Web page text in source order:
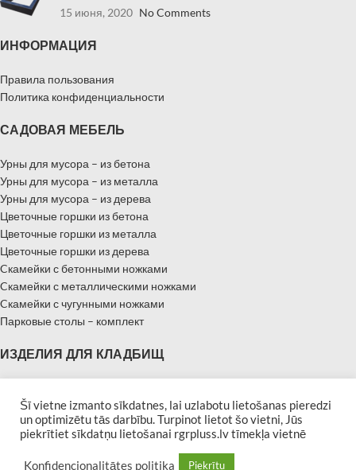
15 июня, 2020 No Comments
ИНФОРМАЦИЯ
Правила пользования
Политика конфиденциальности
САДОВАЯ МЕБЕЛЬ
Урны для мусора – из бетона
Урны для мусора – из металла
Урны для мусора – из дерева
Цветочные горшки из бетона
Цветочные горшки из металла
Цветочные горшки из дерева
Cкамейки с бетонными ножками
Cкамейки с металлическими ножками
Cкамейки с чугунными ножками
Парковые столы – комплект
ИЗДЕЛИЯ ДЛЯ КЛАДБИЩ
Памятники – Мемориальные плиты
Бордюры для могил
Скамейки для кладбищ
RGR PLUSS 2019 All rights reserved| Developed by
Šī vietne izmanto sīkdatnes, lai uzlabotu lietošanas pieredzi
un optimizētu tās darbību. Turpinot lietot šo vietni, Jūs
piekrītiet sīkdatņu lietošanai rgrpluss.lv tīmekļa vietnē
Konfidencionalitātes politika Piekrītu